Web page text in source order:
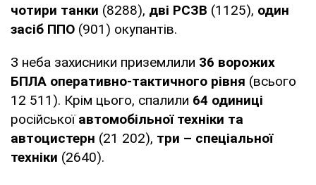
чотири танки (8288), дві РСЗВ (1125), один
засіб ППО (901) окупантів.
З неба захисники приземлили 36 ворожих
БПЛА оперативно-тактичного рівня (всього
12 511). Крім цього, спалили 64 одиниці
російської автомобільної техніки та
автоцистерн (21 202), три – спеціальної
техніки (2640).